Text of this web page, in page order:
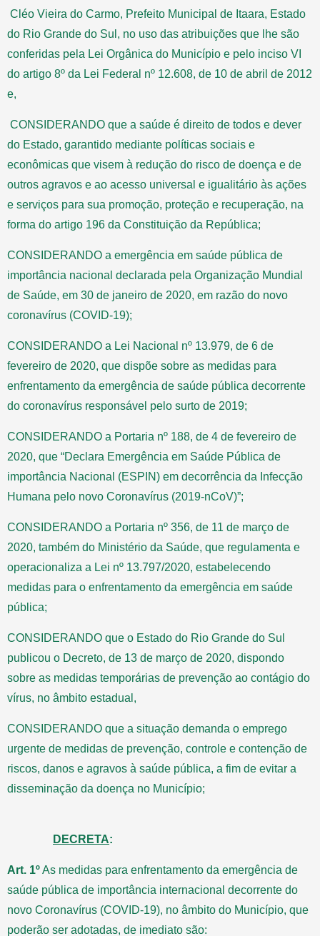
Cléo Vieira do Carmo, Prefeito Municipal de Itaara, Estado
do Rio Grande do Sul, no uso das atribuições que lhe são
conferidas pela Lei Orgânica do Município e pelo inciso VI
do artigo 8º da Lei Federal nº 12.608, de 10 de abril de 2012
e,
CONSIDERANDO que a saúde é direito de todos e dever
do Estado, garantido mediante políticas sociais e
econômicas que visem à redução do risco de doença e de
outros agravos e ao acesso universal e igualitário às ações
e serviços para sua promoção, proteção e recuperação, na
forma do artigo 196 da Constituição da República;
CONSIDERANDO a emergência em saúde pública de
importância nacional declarada pela Organização Mundial
de Saúde, em 30 de janeiro de 2020, em razão do novo
coronavírus (COVID-19);
CONSIDERANDO a Lei Nacional nº 13.979, de 6 de
fevereiro de 2020, que dispõe sobre as medidas para
enfrentamento da emergência de saúde pública decorrente
do coronavírus responsável pelo surto de 2019;
CONSIDERANDO a Portaria nº 188, de 4 de fevereiro de
2020, que “Declara Emergência em Saúde Pública de
importância Nacional (ESPIN) em decorrência da Infecção
Humana pelo novo Coronavírus (2019-nCoV)”;
CONSIDERANDO a Portaria nº 356, de 11 de março de
2020, também do Ministério da Saúde, que regulamenta e
operacionaliza a Lei nº 13.797/2020, estabelecendo
medidas para o enfrentamento da emergência em saúde
pública;
CONSIDERANDO que o Estado do Rio Grande do Sul
publicou o Decreto, de 13 de março de 2020, dispondo
sobre as medidas temporárias de prevenção ao contágio do
vírus, no âmbito estadual,
CONSIDERANDO que a situação demanda o emprego
urgente de medidas de prevenção, controle e contenção de
riscos, danos e agravos à saúde pública, a fim de evitar a
disseminação da doença no Município;
DECRETA:
Art. 1ºAs medidas para enfrentamento da emergência de
saúde pública de importância internacional decorrente do
novo Coronavírus (COVID-19), no âmbito do Município, que
poderão ser adotadas, de imediato são: